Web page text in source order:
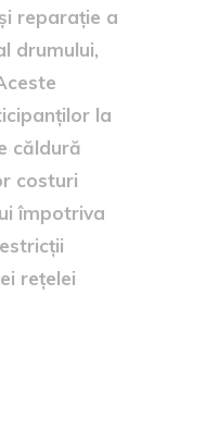
reparație a
drumului,
la
căldură
costuri
împotriva
rețelei